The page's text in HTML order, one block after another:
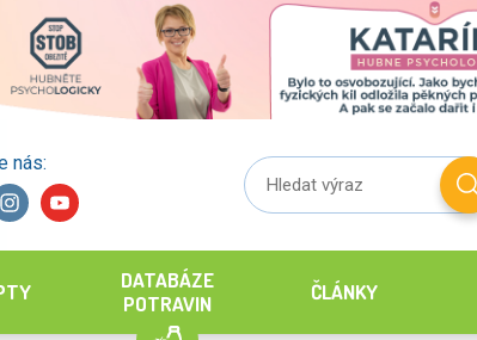
nás:
DATABÁZE
POTRAVIN
ČLÁNKY